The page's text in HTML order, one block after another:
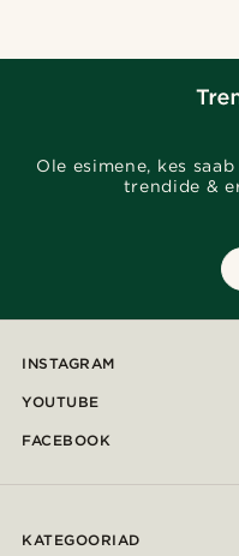
Ole esimene, kes
trendide &
INSTAGRAM
YOUTUBE
FACEBOOK
KATEGOORIAD